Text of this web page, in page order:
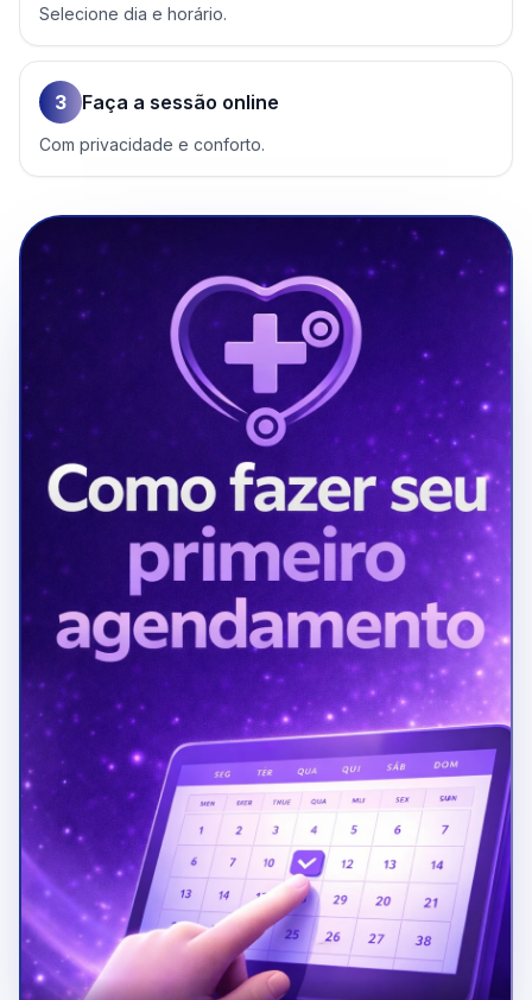
Selecione dia e horário.
3 Faça a sessão online
Com privacidade e conforto.